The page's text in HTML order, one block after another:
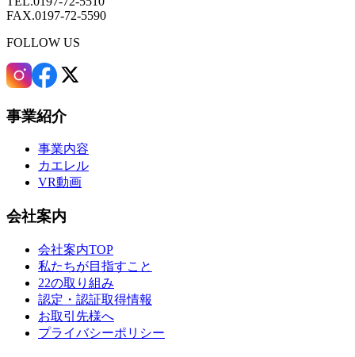
FAX.0197-72-5590
FOLLOW US
事業紹介
事業内容
カエレル
VR動画
会社案内
会社案内TOP
私たちが目指すこと
22の取り組み
認定・認証取得情報
お取引先様へ
プライバシーポリシー